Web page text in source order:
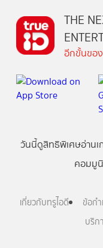
THE
อีกขั้นขอ
วันนี้ดูสิทธิพิเศษอ่าน
คอมมู
เกี่ยวกับทรูไอดี ข้อกำ
บริก